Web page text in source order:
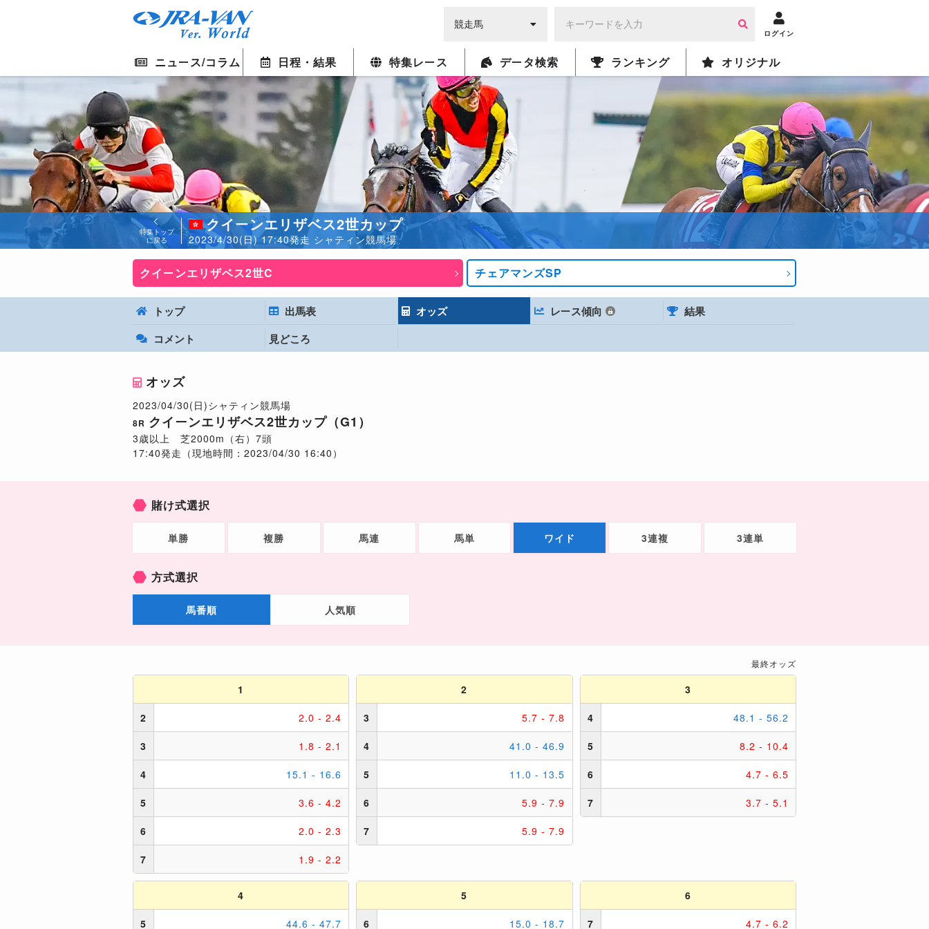
ログイン
ニュース/コラム 日程・結果 特集レース データ検索 ランキング オリジナル
特集トップ
に戻る
クイーンエリザベス2世カップ
2023/4/30(日) 17:40発走 シャティン競馬場
クイーンエリザベス2世C チェアマンズSP
トップ 出馬表 オッズ レース傾向
結果
コメント
見どころ
オッズ
2023/04/30(日)シャティン競馬場
8R クイーンエリザベス2世カップ（G1）
3歳以上 芝2000m（右）7頭
17:40発走（現地時間：2023/04/30 16:40）
賭け式選択
単勝 複勝 馬連 馬単 ワイド 3連複 3連単
方式選択
馬番順 人気順